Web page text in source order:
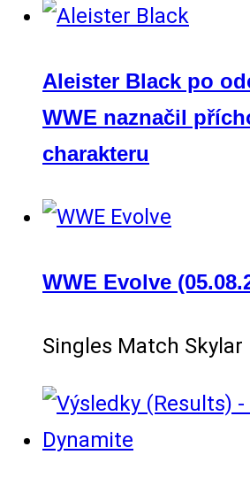
Aleister Black po
WWE naznačil
charakteru
WWE Evolve
Singles Match Skylar